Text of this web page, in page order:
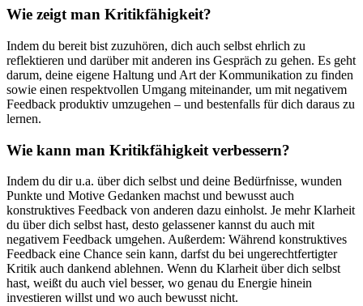
Wie zeigt man Kritikfähigkeit?
Indem du bereit bist zuzuhören, dich auch selbst ehrlich zu
reflektieren und darüber mit anderen ins Gespräch zu gehen. Es geht
darum, deine eigene Haltung und Art der Kommunikation zu finden
sowie einen respektvollen Umgang miteinander, um mit negativem
Feedback produktiv umzugehen – und bestenfalls für dich daraus zu
lernen.
Wie kann man Kritikfähigkeit verbessern?
Indem du dir u.a. über dich selbst und deine Bedürfnisse, wunden
Punkte und Motive Gedanken machst und bewusst auch
konstruktives Feedback von anderen dazu einholst. Je mehr Klarheit
du über dich selbst hast, desto gelassener kannst du auch mit
negativem Feedback umgehen. Außerdem: Während konstruktives
Feedback eine Chance sein kann, darfst du bei ungerechtfertigter
Kritik auch dankend ablehnen. Wenn du Klarheit über dich selbst
hast, weißt du auch viel besser, wo genau du Energie hinein
investieren willst und wo auch bewusst nicht.